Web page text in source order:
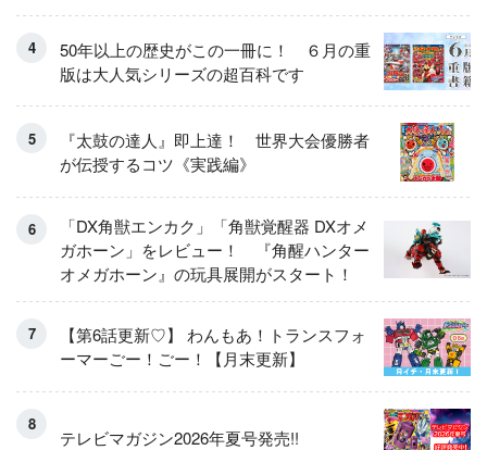
50年以上の歴史がこの一冊に！ ６月の重
版は大人気シリーズの超百科です
『太鼓の達人』即上達！ 世界大会優勝者
が伝授するコツ《実践編》
「DX角獣エンカク」「角獣覚醒器 DXオメ
ガホーン」をレビュー！ 『角醒ハンター
オメガホーン』の玩具展開がスタート！
【第6話更新♡】 わんもあ！トランスフォ
ーマーごー！ごー！【月末更新】
テレビマガジン2026年夏号発売!!